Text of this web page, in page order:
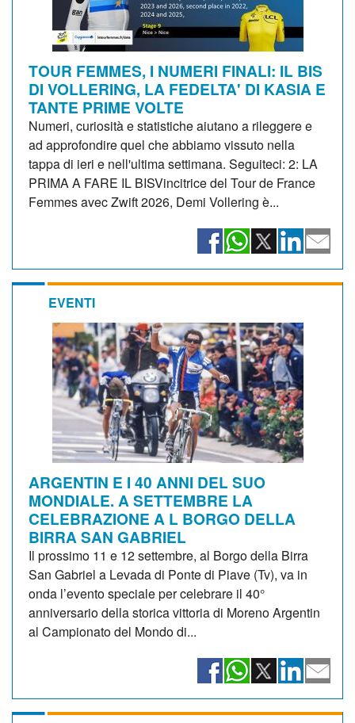
TOUR FEMMES, I NUMERI FINALI: IL BIS
DI VOLLERING, LA FEDELTA' DI KASIA E
TANTE PRIME VOLTE
Numeri, curiosità e statistiche aiutano a rileggere e
ad approfondire quel che abbiamo vissuto nella
tappa di ieri e nell'ultima settimana. Seguiteci: 2: LA
PRIMA A FARE IL BISVincitrice del Tour de France
Femmes avec Zwift 2026, Demi Vollering è...
EVENTI
ARGENTIN E I 40 ANNI DEL SUO
MONDIALE. A SETTEMBRE LA
CELEBRAZIONE A L BORGO DELLA
BIRRA SAN GABRIEL
Il prossimo 11 e 12 settembre, al Borgo della Birra
San Gabriel a Levada di Ponte di Piave (Tv), va in
onda l’evento speciale per celebrare il 40°
anniversario della storica vittoria di Moreno Argentin
al Campionato del Mondo di...